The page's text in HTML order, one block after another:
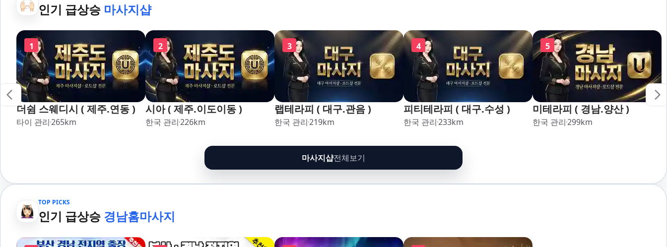
인기 급상승 마사지샵
1
더쉼 스웨디시 ( 제주.연동 )
타이 관리265km
2
시아 ( 제주.이도이동 )
한국 관리226km
3
랩테라피 ( 대구.관음 )
한국 관리219km
4
피티테라피 ( 대구.수성 )
한국 관리233km
5
미테라피 ( 경남.양산 )
한국 관리299km
마사지샵전체보기
TOP PICKS
인기 급상승 경남홈마사지